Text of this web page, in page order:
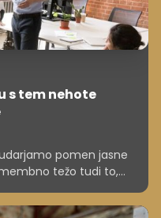
s tem nehote
pomen jasne
težo tudi to,
vendar jo sodelavci in